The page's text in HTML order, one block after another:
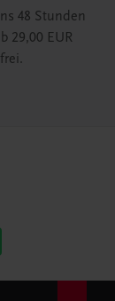
48 Stunden
29,00 EUR